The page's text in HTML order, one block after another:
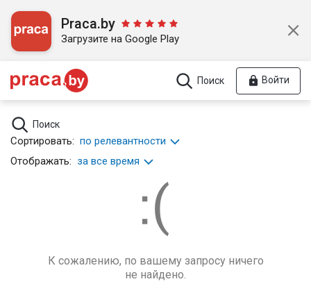
Praca.by
Загрузите на Google Play
Поиск Войти
Поиск
Сортировать: по релевантности
Отображать: за все время
К сожалению, по вашему запросу ничего
не найдено.